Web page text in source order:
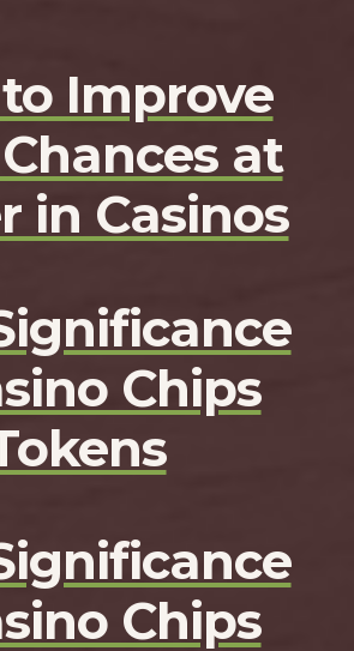
Improve
at
in Casinos
Chips
Chips